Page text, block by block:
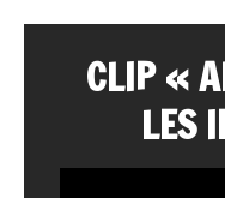
CLIP «
LES